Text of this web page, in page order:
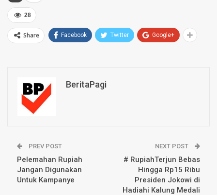
28
Share Facebook Twitter Google+
BeritaPagi
PREV POST
Pelemahan Rupiah
Jangan Digunakan
Untuk Kampanye
NEXT POST
# RupiahTerjun Bebas
Hingga Rp15 Ribu
Presiden Jokowi di
Hadiahi Kalung Medali